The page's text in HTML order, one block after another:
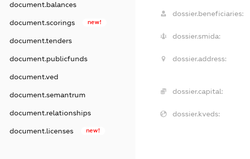
document.balances
document.scorings new!
document.tenders
document.publicfunds
document.ved
document.semantrum
document.relationships
document.licenses new!
dossier.beneficiaries:
dossier.smida:
dossier.address:
dossier.capital:
dossier.kveds: